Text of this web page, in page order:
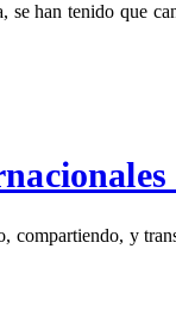
han tenido que
compartiendo, y